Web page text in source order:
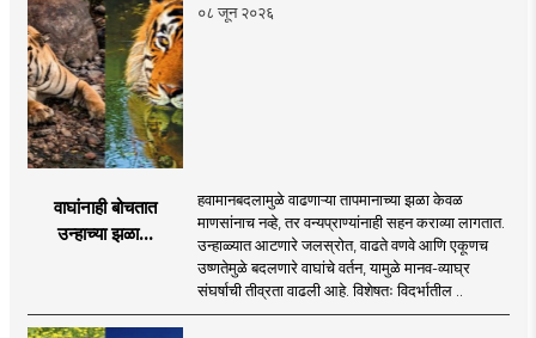
०८ जून २०२६
वाघांनाही बोचतात
उन्हाच्या झळा...
हवामानबदलामुळे वाढणाऱ्या तापमानाच्या झळा केवळ
माणसांनाच नव्हे, तर वन्यप्राण्यांनाही सहन कराव्या लागतात.
उन्हाळ्यात आटणारे जलस्रोत, वाढते वणवे आणि एकूणच
उष्णतेमुळे बदलणारे वाघांचे वर्तन, यामुळे मानव-व्याघ्र
संघर्षाची तीव्रता वाढली आहे. विशेषतः विदर्भातील ..